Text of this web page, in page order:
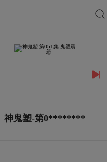
神鬼塑-第0********